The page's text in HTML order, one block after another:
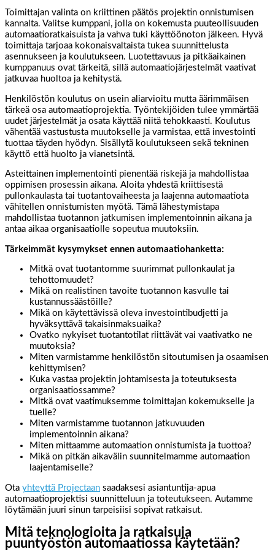
Toimittajan valinta on kriittinen päätös projektin onnistumisen
kannalta. Valitse kumppani, jolla on kokemusta puuteollisuuden
automaatioratkaisuista ja vahva tuki käyttöönoton jälkeen. Hyvä
toimittaja tarjoaa kokonaisvaltaista tukea suunnittelusta
asennukseen ja koulutukseen. Luotettavuus ja pitkäaikainen
kumppanuus ovat tärkeitä, sillä automaatiojärjestelmät vaativat
jatkuvaa huoltoa ja kehitystä.
Henkilöstön koulutus on usein aliarvioitu mutta äärimmäisen
tärkeä osa automaatioprojektia. Työntekijöiden tulee ymmärtää
uudet järjestelmät ja osata käyttää niitä tehokkaasti. Koulutus
vähentää vastustusta muutokselle ja varmistaa, että investointi
tuottaa täyden hyödyn. Sisällytä koulutukseen sekä tekninen
käyttö että huolto ja vianetsintä.
Asteittainen implementointi pienentää riskejä ja mahdollistaa
oppimisen prosessin aikana. Aloita yhdestä kriittisestä
pullonkaulasta tai tuotantovaiheesta ja laajenna automaatiota
vähitellen onnistumisten myötä. Tämä lähestymistapa
mahdollistaa tuotannon jatkumisen implementoinnin aikana ja
antaa aikaa organisaatiolle sopeutua muutoksiin.
Tärkeimmät kysymykset ennen automaatiohanketta:
Mitkä ovat tuotantomme suurimmat pullonkaulat ja
tehottomuudet?
Mikä on realistinen tavoite tuotannon kasvulle tai
kustannussäästöille?
Mikä on käytettävissä oleva investointibudjetti ja
hyväksyttävä takaisinmaksuaika?
Ovatko nykyiset tuotantotilat riittävät vai vaativatko ne
muutoksia?
Miten varmistamme henkilöstön sitoutumisen ja osaamisen
kehittymisen?
Kuka vastaa projektin johtamisesta ja toteutuksesta
organisaatiossamme?
Mitkä ovat vaatimuksemme toimittajan kokemukselle ja
tuelle?
Miten varmistamme tuotannon jatkuvuuden
implementoinnin aikana?
Miten mittaamme automaation onnistumista ja tuottoa?
Mikä on pitkän aikavälin suunnitelmamme automaation
laajentamiselle?
Ota yhteyttä Projectaan saadaksesi asiantuntija-apua
automaatioprojektisi suunnitteluun ja toteutukseen. Autamme
löytämään juuri sinun tarpeisiisi sopivat ratkaisut.
Mitä teknologioita ja ratkaisuja
puuntyöstön automaatiossa käytetään?